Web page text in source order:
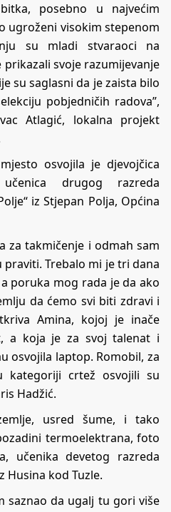
posebno u najvećim
ugroženi visokim stepenom
su mladi stvaraoci na
svoje razumijevanje
su saglasni da je zaista bilo
pobjedničih radova”,
Atlagić, lokalna projekt
osvojila je djevojčica
drugog razreda
iz Stjepan Polja, Općina
za takmičenje i odmah sam
praviti. Trebalo mi je tri dana
poruka mog rada je da ako
da ćemo svi biti zdravi i
Amina, kojoj je inače
a koja je za svoj talenat i
osvojila laptop. Romobil, za
crtež osvojili su
Hadžić.
usred šume, i tako
termoelektrana, foto
učenika devetog razreda
Husina kod Tuzle.
saznao da ugalj tu gori više